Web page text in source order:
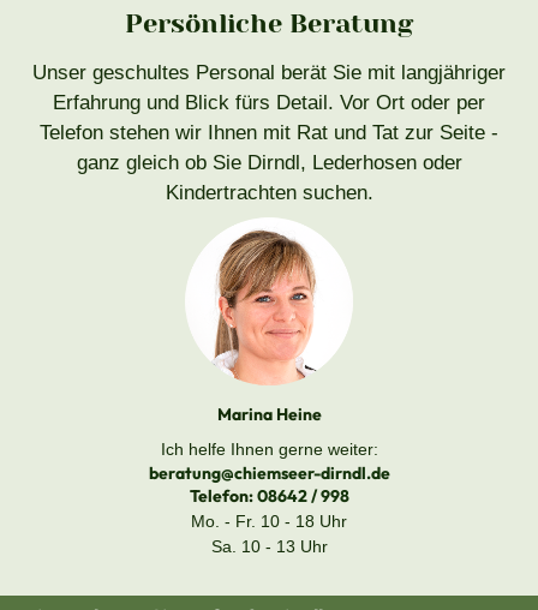
Persönliche Beratung
Unser geschultes Personal berät Sie mit langjähriger
Erfahrung und Blick fürs Detail. Vor Ort oder per
Telefon stehen wir Ihnen mit Rat und Tat zur Seite -
ganz gleich ob Sie Dirndl, Lederhosen oder
Kindertrachten suchen.
Marina Heine
Ich helfe Ihnen gerne weiter:
beratung@chiemseer-dirndl.de
Telefon:08642 / 998
Mo. - Fr. 10 - 18 Uhr
Sa. 10 - 13 Uhr